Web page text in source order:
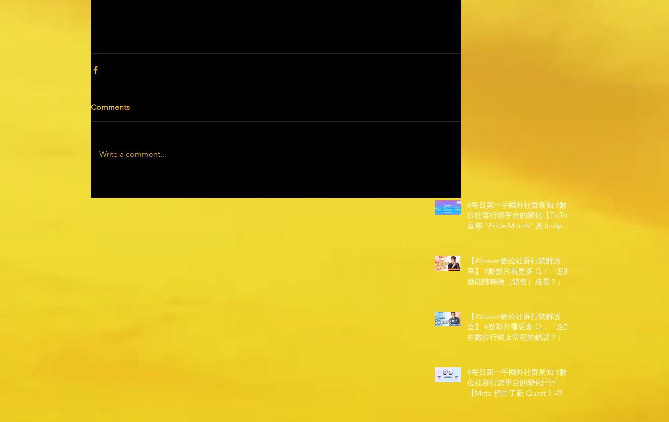
Comments
Write a comment...
#每日第一手國外社群新知 #數
位社群行銷平台的變化【TikTok
宣佈 ”Pride Month” 的 In-App
【#Steven數位社群行銷解惑
室】 #點影片看更多​ Q：「怎麼
做能讓轉換（銷售）成長？」
【#Steven數位社群行銷解惑
室】 #點影片看更多​ Q：「企業
在數位行銷上常犯的錯誤？」
#每日第一手國外社群新知 #數
位社群行銷平台的變化
【Meta 預告了新 Quest 3 VR 耳